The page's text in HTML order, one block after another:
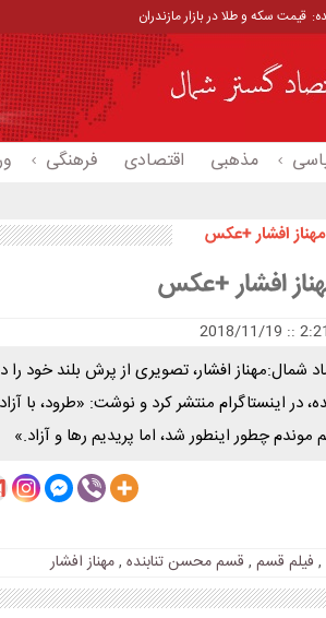
قیمت سکه و طلا در بازار مازندران
مذهبی اقتصادی فرهنگی
افشار +عکس
افشار +عکس
شمال:مهناز افشار، تصویری از پرش بلند خود
در اینستاگرام منتشر کرد و نوشت: «طرود، با
چطور اینطور شد، اما پریدیم رها و آزاد.»
, فیلم قسم , قسم محسن تنابنده ,مهناز افشار